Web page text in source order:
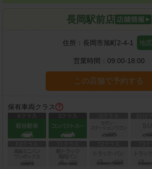
長岡駅前店
住所： 長岡市旭町2-4-1 地図
営業時間： 09:00-18:00
この店舗で予約する
保有車両クラス